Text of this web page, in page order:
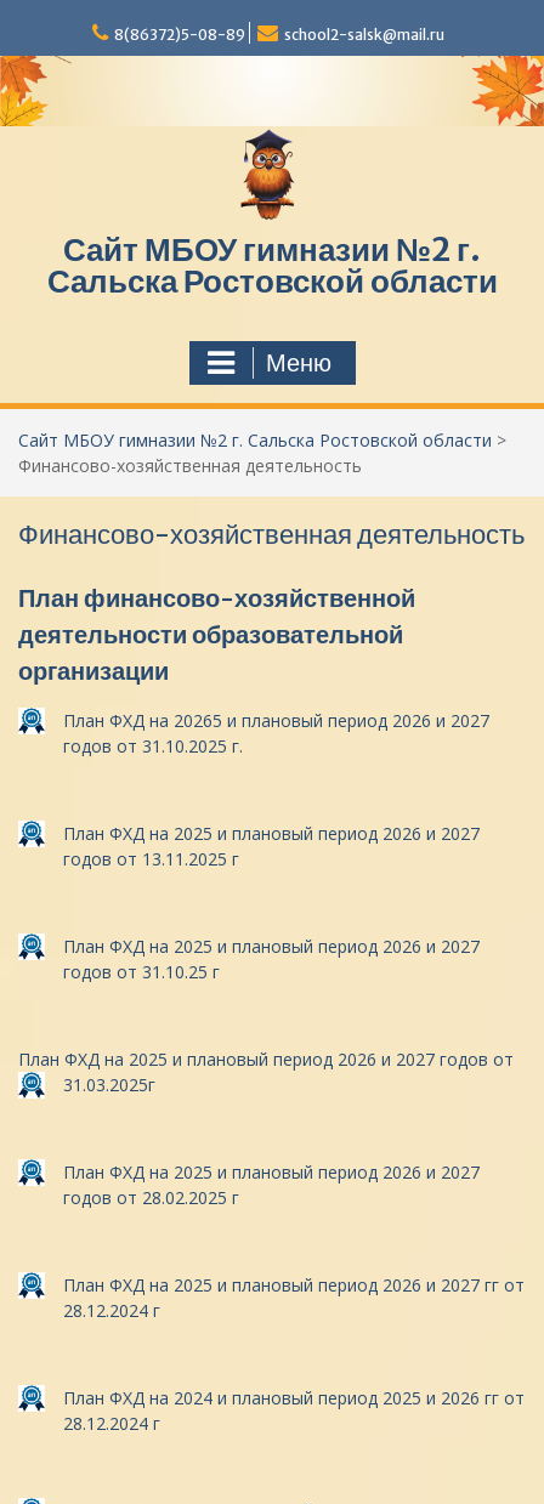
р
е
й
8(86372)5-08-89 school2-salsk@mail.ru
Сайт МБОУ гимназии №2 г.
Сальска Ростовской области
Меню
Сайт МБОУ гимназии №2 г. Сальска Ростовской области >
Финансово-хозяйственная деятельность
Финансово-хозяйственная деятельность
План финансово-хозяйственной
деятельности образовательной
организации
План ФХД на 20265 и плановый период 2026 и 2027
годов от 31.10.2025 г.
План ФХД на 2025 и плановый период 2026 и 2027
годов от 13.11.2025 г
План ФХД на 2025 и плановый период 2026 и 2027
годов от 31.10.25 г
План ФХД на 2025 и плановый период 2026 и 2027 годов от
31.03.2025г
План ФХД на 2025 и плановый период 2026 и 2027
годов от 28.02.2025 г
План ФХД на 2025 и плановый период 2026 и 2027 гг от
28.12.2024 г
План ФХД на 2024 и плановый период 2025 и 2026 гг от
28.12.2024 г